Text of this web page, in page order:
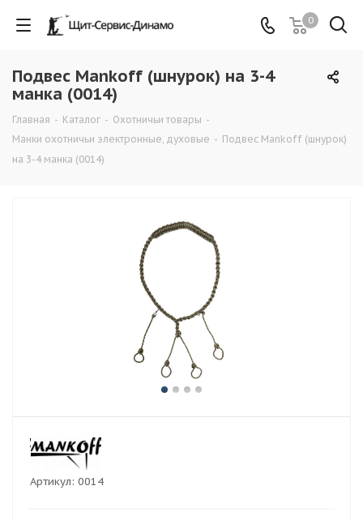
0
Подвес Mankoff (шнурок) на 3-4
манка (0014)
Главная - Каталог - Охотничьи товары -
Манки охотничьи электронные, духовые - Подвес Mankoff (шнурок)
на 3-4 манка (0014)
Артикул: 0014